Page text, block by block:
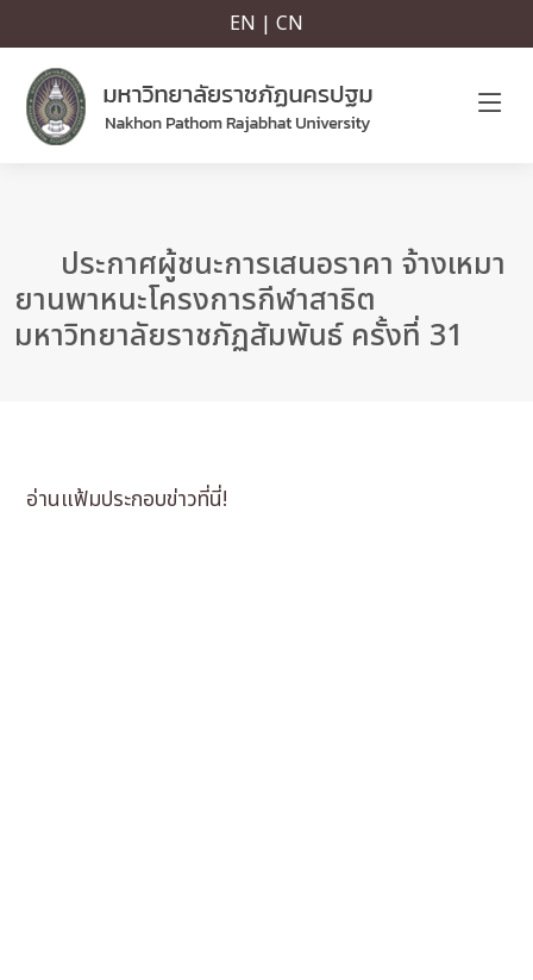
EN | CN
ประกาศผู้ชนะการเสนอราคา จ้างเหมา
ยานพาหนะโครงการกีฬาสาธิต
มหาวิทยาลัยราชภัฏสัมพันธ์ ครั้งที่ 31
อ่านแฟ้มประกอบข่าวที่นี่!